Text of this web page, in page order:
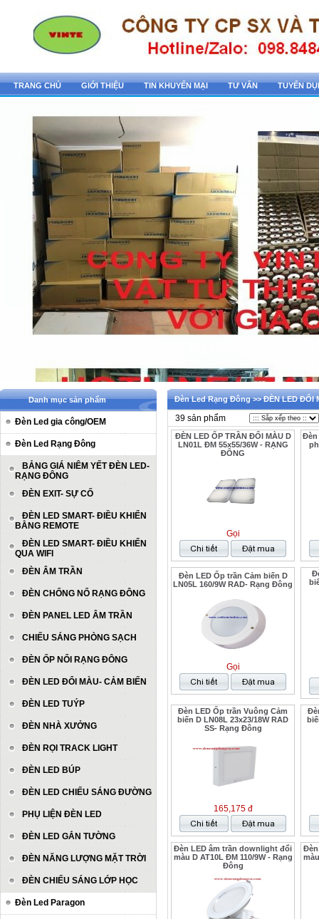
TRANG CHỦ GIỚI THIỆU TIN KHUYẾN MẠI TƯ VẤN TUYỂN
Danh mục sản phẩm
Đèn Led gia công/OEM
Đèn Led Rạng Đông
BẢNG GIÁ NIÊM YẾT ĐÈN LED-
RẠNG ĐÔNG
ĐÈN EXIT- SỰ CỐ
ĐÈN LED SMART- ĐIỀU KHIỂN
BẰNG REMOTE
ĐÈN LED SMART- ĐIỀU KHIỂN
QUA WIFI
ĐÈN ÂM TRẦN
ĐÈN CHỐNG NỔ RẠNG ĐÔNG
ĐÈN PANEL LED ÂM TRẦN
CHIẾU SÁNG PHÒNG SẠCH
ĐÈN ỐP NỔI RẠNG ĐÔNG
ĐÈN LED ĐỔI MÀU- CẢM BIẾN
ĐÈN LED TUÝP
ĐÈN NHÀ XƯỞNG
ĐÈN RỌI TRACK LIGHT
ĐÈN LED BÚP
ĐÈN LED CHIẾU SÁNG ĐƯỜNG
PHỤ LIỆN ĐÈN LED
ĐÈN LED GẮN TƯỜNG
ĐÈN NĂNG LƯỢNG MẶT TRỜI
ĐÈN CHIẾU SÁNG LỚP HỌC
Đèn Led Paragon
Đèn Led Rạng Đông >> ĐÈN LED ĐỔI
39 sản phẩm
ĐÈN LED ỐP TRẦN ĐỔI MÀU D
LN01L ĐM 55x55/36W - RẠNG
ĐÔNG
Gọi
Đèn
Đèn LED Ốp trần Cảm biến D
LN05L 160/9W RAD- Rạng Đông
Gọi
Đèn LED Ốp trần Vuông Cảm
biến D LN08L 23x23/18W RAD
SS- Rạng Đông
165,175 đ
Đèn LED âm trần downlight đổi
màu D AT10L ĐM 110/9W - Rạng
Đông